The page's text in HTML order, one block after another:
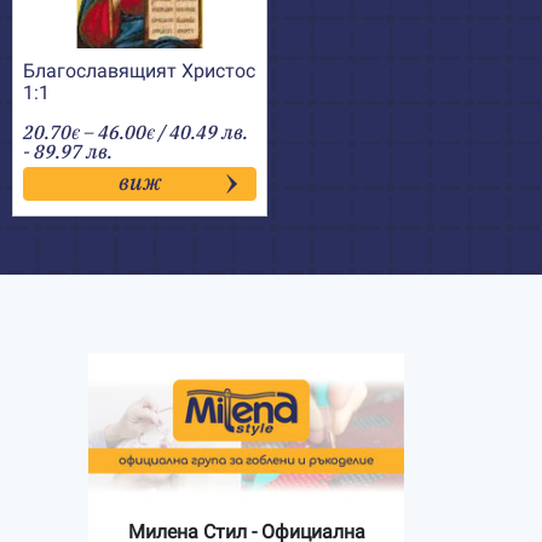
Благославящият Христос
1:1
20.70€ –46.00€Price
range:
20.70€
through
46.00€
/ 40.49 лв.
- 89.97 лв.
виж
Милена Стил - Официална